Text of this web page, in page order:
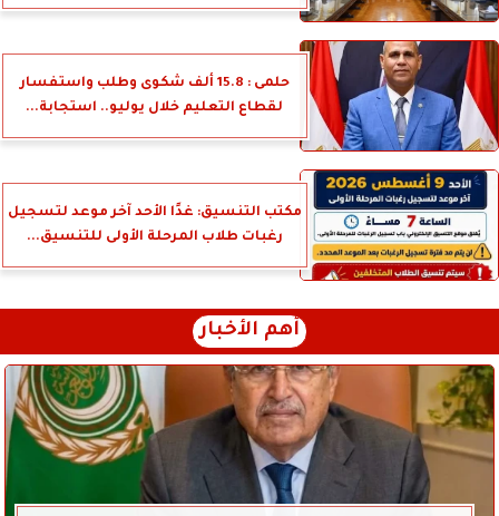
حلمى : 15.8 ألف شكوى وطلب واستفسار
لقطاع التعليم خلال يوليو.. استجابة...
مكتب التنسيق: غدًا الأحد آخر موعد لتسجيل
رغبات طلاب المرحلة الأولى للتنسيق...
أهم الأخبار